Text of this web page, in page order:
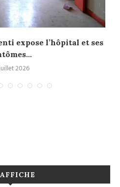
expose l’hôpital et ses
2026